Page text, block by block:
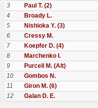
3
Paul T. (2)
4
Broady L.
5
Nishioka Y. (3)
6
Cressy M.
7
Koepfer D. (4)
8
Marchenko I.
9
Purcell M. (Alt)
10
Gombos N.
11
Giron M. (6)
12
Galan D. E.